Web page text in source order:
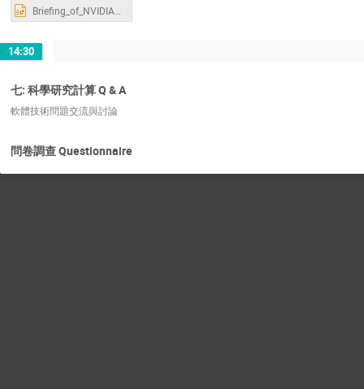
14:30
七: 科學研究計算 Q & A
軟體技術問題交流與討論
問卷調查 Questionnaire